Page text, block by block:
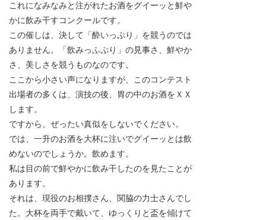
これになみなみと注がれたお酒をグイーッと鮮や
かに飲み干すコンクールです。
この催しは、決して「酔いっぷり」を競うのでは
ありません。「飲みっふぷり」の見事さ、鮮やか
さ、美しさを競うものなのです。
ここから小さい声になりますが、このコンテスト
出場者の多くは、演技の後、胃の中のお酒をＸＸ
します。
ですから、ぜったい真似をしないでください。
では、一升のお酒を大杯に注いでグイーッとは飲
めないのでしょうか。飲めます。
私は目の前で鮮やかに飲み干したのを見たことが
あります。
それは、現役のお相撲さん、関脇の力士さんでし
た。大杯を両手で戴いて、ゆっくりと盃を傾けて